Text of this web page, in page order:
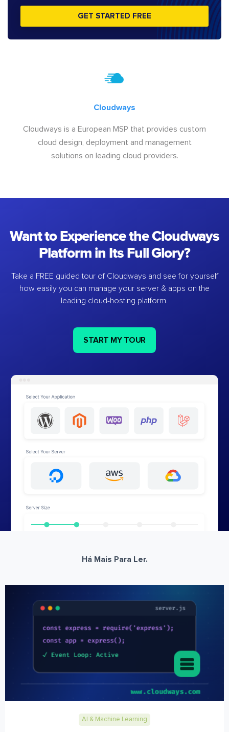
GET STARTED FREE
Cloudways
Cloudways is a European MSP that provides custom
cloud design, deployment and management
solutions on leading cloud providers.
Want to Experience the Cloudways
Platform in Its Full Glory?
Take a FREE guided tour of Cloudways and see for yourself
how easily you can manage your server & apps on the
leading cloud-hosting platform.
START MY TOUR
Há Mais Para Ler.
AI & Machine Learning